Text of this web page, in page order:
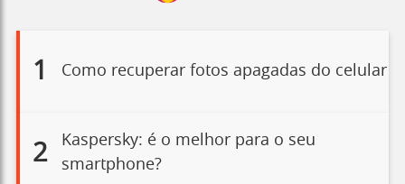
1 Como recuperar fotos apagadas do celular
2
Kaspersky: é o melhor para o seu
smartphone?